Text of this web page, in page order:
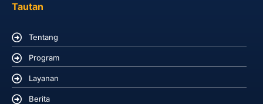
Tautan
Tentang
Program
Layanan
Berita